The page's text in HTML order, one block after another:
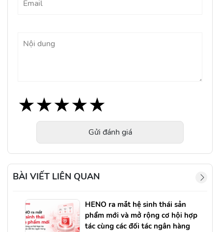
★
★★
★★★
★★★★
★★★★★
Gửi đánh giá
BÀI VIẾT LIÊN QUAN
HENO ra mắt hệ sinh thái sản
phẩm mới và mở rộng cơ hội hợp
tác cùng các đối tác ngân hàng